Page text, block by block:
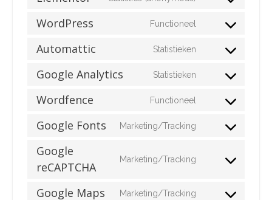
service
Consent
service
WordPress Functioneel
Consent
service
Automattic Statistieken
Consent
service
Google Analytics Statistieken
Consent
service
Wordfence Functioneel
Consent
service
Google Fonts Marketing/Tracking
Consent
service
Google
reCAPTCHA
Marketing/Tracking
Consent
service
Google Maps Marketing/Tracking